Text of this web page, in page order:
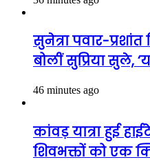
सुनेत्रा पवार-
बोलीं सुप्रिया सुले,
46 minutes ago
कांवड़ यात्रा हुई
शिवभक्तों को एक